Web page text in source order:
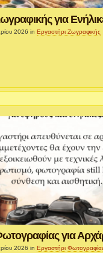
για
2026 in Εργαστήρι Ζωγραφικής
για
2026 in Εργαστήρι